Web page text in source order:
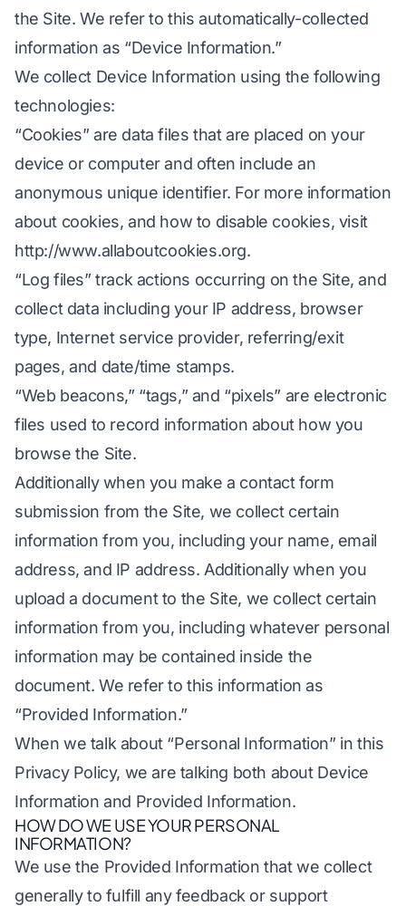
the Site. We refer to this automatically-collected
information as “Device Information.”
We collect Device Information using the following
technologies:
“Cookies” are data files that are placed on your
device or computer and often include an
anonymous unique identifier. For more information
about cookies, and how to disable cookies, visit
http://www.allaboutcookies.org.
“Log files” track actions occurring on the Site, and
collect data including your IP address, browser
type, Internet service provider, referring/exit
pages, and date/time stamps.
“Web beacons,” “tags,” and “pixels” are electronic
files used to record information about how you
browse the Site.
Additionally when you make a contact form
submission from the Site, we collect certain
information from you, including your name, email
address, and IP address. Additionally when you
upload a document to the Site, we collect certain
information from you, including whatever personal
information may be contained inside the
document. We refer to this information as
“Provided Information.”
When we talk about “Personal Information” in this
Privacy Policy, we are talking both about Device
Information and Provided Information.
HOW DO WE USE YOUR PERSONAL
INFORMATION?
We use the Provided Information that we collect
generally to fulfill any feedback or support